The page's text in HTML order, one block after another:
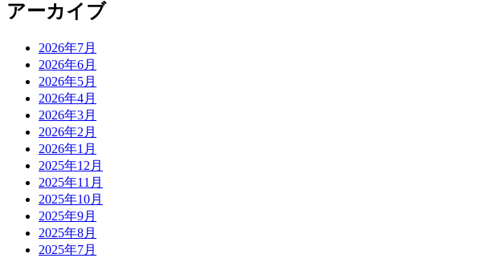
アーカイブ
2026年7月
2026年6月
2026年5月
2026年4月
2026年3月
2026年2月
2026年1月
2025年12月
2025年11月
2025年10月
2025年9月
2025年8月
2025年7月